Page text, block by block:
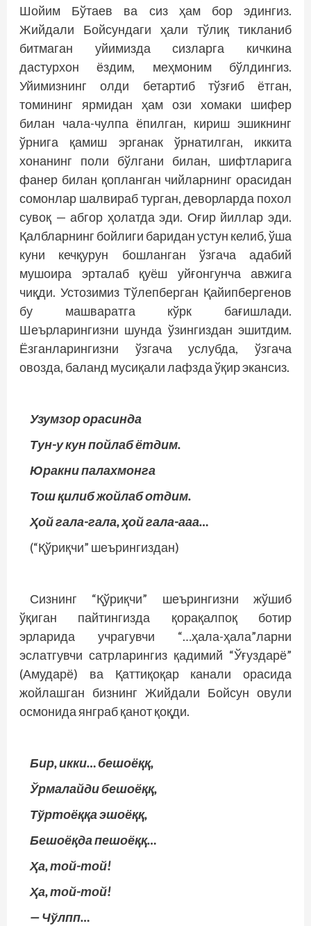
Шойим Бўтаев ва сиз ҳам бор эдингиз.
Жийдали Бойсундаги ҳали тўлиқ тикланиб
битмаган уйимизда сизларга кичкина
дастурхон ёздим, меҳмоним бўлдингиз.
Уйимизнинг олди бетартиб тўзғиб ётган,
томининг ярмидан ҳам ози хомаки шифер
билан чала-чулпа ёпилган, кириш эшикнинг
ўрнига қамиш эрганак ўрнатилган, иккита
хонанинг поли бўлгани билан, шифтларига
фанер билан қопланган чийларнинг орасидан
сомонлар шалвираб турган, деворларда похол
сувоқ — абгор ҳолатда эди. Оғир йиллар эди.
Қалбларнинг бойлиги баридан устун келиб, ўша
куни кечқурун бошланган ўзгача адабий
мушоира эрталаб қуёш уйғонгунча авжига
чиқди. Устозимиз Тўлепберган Қайипбергенов
бу машваратга кўрк бағишлади.
Шеърларингизни шунда ўзингиздан эшитдим.
Ёзганларингизни ўзгача услубда, ўзгача
овозда, баланд мусиқали лафзда ўқир экансиз.
Узумзор орасинда
Тун-у кун пойлаб ётдим.
Юракни палахмонга
Тош қилиб жойлаб отдим.
Ҳой гала-гала, ҳой гала-ааа…
(“Қўриқчи” шеърингиздан)
Сизнинг “Қўриқчи” шеърингизни жўшиб
ўқиган пайтингизда қорақалпоқ ботир
эрларида учрагувчи “…ҳала-ҳала”ларни
эслатгувчи сатр­ларингиз қадимий “Ўғуздарё”
(Амударё) ва Қаттиқоқар канали орасида
жойлашган бизнинг Жийдали Бойсун овули
осмонида янграб қанот қоқди.
Бир, икки… бешоёққ,
Ўрмалайди бешоёққ,
Тўртоёққа эшоёққ,
Бешоёқда пешоёққ…
Ҳа, той-той!
Ҳа, той-той!
— Чўлпп…